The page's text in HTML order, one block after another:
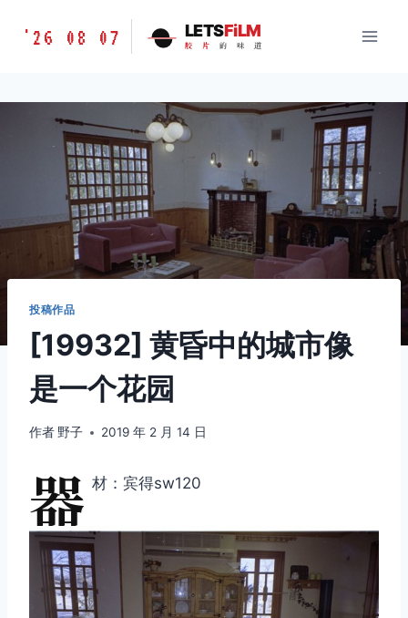
胶
味
LETSFILM
'26 08 07 LETSFiLM
胶 片 的 味 道
投稿作品
[19932] 黄昏中的城市像
是一个花园
作者 野子 2019 年 2 月 14 日
器 材：宾得sw120